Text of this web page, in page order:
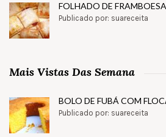
FOLHADO DE FRAMBOESA
Publicado por: suareceita
Mais Vistas Das Semana
BOLO DE FUBÁ COM
Publicado por: suareceita